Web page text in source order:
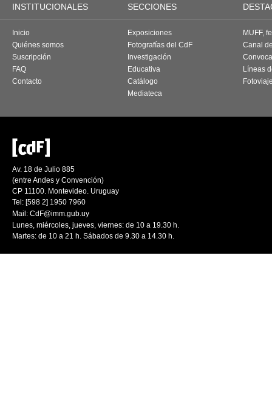
INSTITUCIONALES SECCIONES
Inicio
Quiénes somos
Suscripción
FAQ
Contacto
Exposiciones
Fotografías del CdF
Investigación
Educativa
Catálogo
Mediateca
MUFF,
Canal
Líneas
Av. 18 de Julio 885
(entre Andes y Convención)
CP 11100. Montevideo. Uruguay
Tel: [598 2] 1950 7960
Mail: CdF@imm.gub.uy
Lunes, miércoles, jueves, viernes: de 10 a 19.30 h.
Martes: de 10 a 21 h. Sábados de 9.30 a 14.30 h.